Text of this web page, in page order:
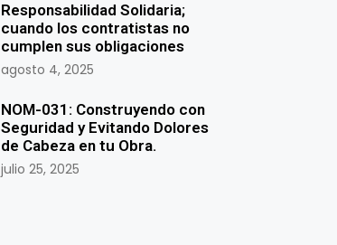
Responsabilidad Solidaria;
cuando los contratistas no
cumplen sus obligaciones
agosto 4, 2025
NOM-031: Construyendo con
Seguridad y Evitando Dolores
de Cabeza en tu Obra.
julio 25, 2025